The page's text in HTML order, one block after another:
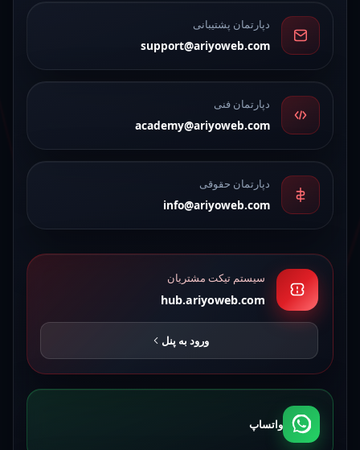
دپارتمان پشتیبانی
support@ariyoweb.com
دپارتمان فنی
academy@ariyoweb.com
دپارتمان حقوقی
info@ariyoweb.com
سیستم تیکت مشتریان
hub.ariyoweb.com
ورود به پنل
واتساپ